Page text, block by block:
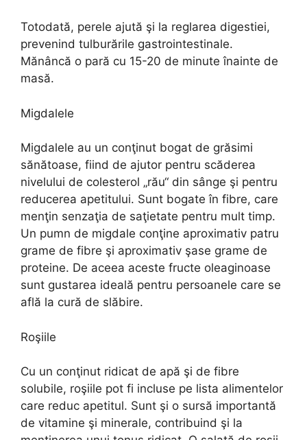
Totodată, perele ajută şi la reglarea digestiei,
prevenind tulburările gastrointestinale.
Mănâncă o pară cu 15-20 de minute înainte de
masă.
Migdalele
Migdalele au un conţinut bogat de grăsimi
sănătoase, fiind de ajutor pentru scăderea
nivelului de colesterol „rău“ din sânge şi pentru
reducerea apetitului. Sunt bogate în fibre, care
menţin senzaţia de saţietate pentru mult timp.
Un pumn de migdale conţine aproximativ patru
grame de fibre şi aproximativ şase grame de
proteine. De aceea aceste fructe oleaginoase
sunt gustarea ideală pentru persoanele care se
află la cură de slăbire.
Roşiile
Cu un conţinut ridicat de apă şi de fibre
solubile, roşiile pot fi incluse pe lista alimentelor
care reduc apetitul. Sunt şi o sursă importantă
de vitamine şi minerale, contribuind şi la